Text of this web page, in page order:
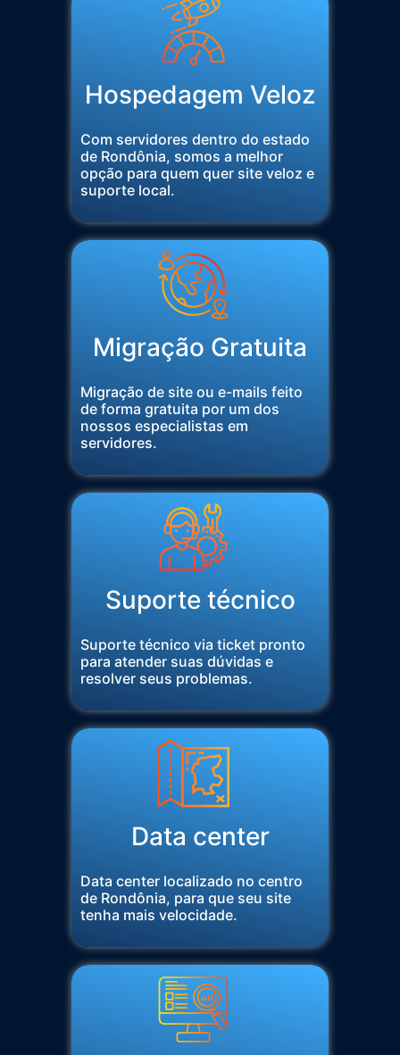
Hospedagem Veloz
Com servidores dentro do estado
de Rondônia, somos a melhor
opção para quem quer site veloz e
suporte local.
Migração Gratuita
Migração de site ou e-mails feito
de forma gratuita por um dos
nossos especialistas em
servidores.
Suporte técnico
Suporte técnico via ticket pronto
para atender suas dúvidas e
resolver seus problemas.
Data center
Data center localizado no centro
de Rondônia, para que seu site
tenha mais velocidade.